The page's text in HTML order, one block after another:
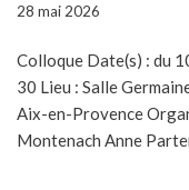
28 mai 2026
Colloque Date(s) : du
30 Lieu : Salle
Aix-en-Provence
Montenach Anne